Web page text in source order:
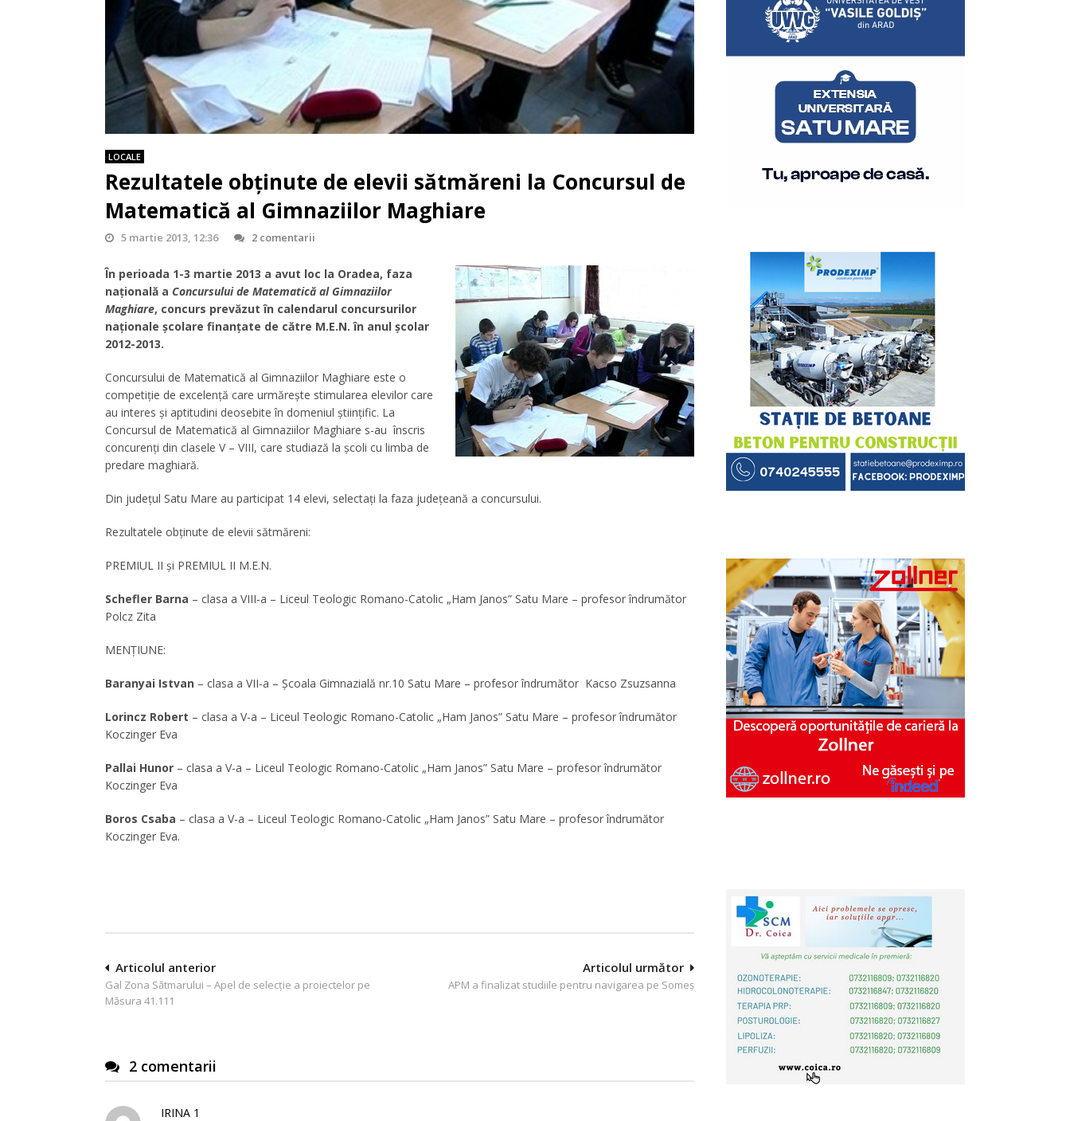
LOCALE
Rezultatele obținute de elevii sătmăreni la Concursul de
Matematică al Gimnaziilor Maghiare
5 martie 2013, 12:36 2 comentarii
În perioada 1-3 martie 2013 a avut loc la Oradea, faza
națională a Concursului de Matematică al Gimnaziilor
Maghiare, concurs prevăzut în calendarul concursurilor
naționale școlare finanțate de către M.E.N. în anul școlar
2012-2013.
Concursului de Matematică al Gimnaziilor Maghiare este o
competiție de excelență care urmărește stimularea elevilor care
au interes și aptitudini deosebite în domeniul științific. La
Concursul de Matematică al Gimnaziilor Maghiare s-au înscris
concurenți din clasele V – VIII, care studiază la școli cu limba de
predare maghiară.
Din județul Satu Mare au participat 14 elevi, selectaţi la faza judeţeană a concursului.
Rezultatele obţinute de elevii sătmăreni:
PREMIUL II şi PREMIUL II M.E.N.
Schefler Barna – clasa a VIII-a – Liceul Teologic Romano-Catolic „Ham Janos” Satu Mare – profesor îndrumător
Polcz Zita
MENŢIUNE:
Baranyai Istvan – clasa a VII-a – Şcoala Gimnazială nr.10 Satu Mare – profesor îndrumător Kacso Zsuzsanna
Lorincz Robert – clasa a V-a – Liceul Teologic Romano-Catolic „Ham Janos” Satu Mare – profesor îndrumător
Koczinger Eva
Pallai Hunor – clasa a V-a – Liceul Teologic Romano-Catolic „Ham Janos” Satu Mare – profesor îndrumător
Koczinger Eva
Boros Csaba – clasa a V-a – Liceul Teologic Romano-Catolic „Ham Janos” Satu Mare – profesor îndrumător
Koczinger Eva.
Navigare
în
Articolul următor
APM a finalizat studiile pentru navigarea pe Someş
Articolul anterior
Gal Zona Sătmarului – Apel de selecție a proiectelor pe
Măsura 41.111
2 comentarii
IRINA 1